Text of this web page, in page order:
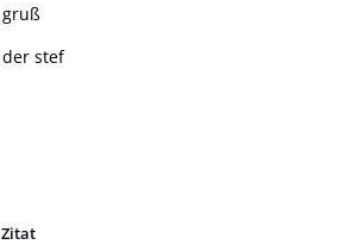
gruß
der stef
Zitat